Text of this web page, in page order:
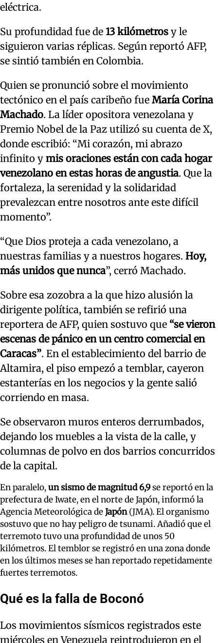
eléctrica.
Su profundidad fue de 13 kilómetros y le
siguieron varias réplicas. Según reportó AFP,
se sintió también en Colombia.
Quien se pronunció sobre el movimiento
tectónico en el país caribeño fue María Corina
Machado. La líder opositora venezolana y
Premio Nobel de la Paz utilizó su cuenta de X,
donde escribió: “Mi corazón, mi abrazo
infinito y mis oraciones están con cada hogar
venezolano en estas horas de angustia. Que la
fortaleza, la serenidad y la solidaridad
prevalezcan entre nosotros ante este difícil
momento”.
“Que Dios proteja a cada venezolano, a
nuestras familias y a nuestros hogares. Hoy,
más unidos que nunca”, cerró Machado.
Sobre esa zozobra a la que hizo alusión la
dirigente política, también se refirió una
reportera de AFP, quien sostuvo que “se vieron
escenas de pánico en un centro comercial en
Caracas”. En el establecimiento del barrio de
Altamira, el piso empezó a temblar, cayeron
estanterías en los negocios y la gente salió
corriendo en masa.
Se observaron muros enteros derrumbados,
dejando los muebles a la vista de la calle, y
columnas de polvo en dos barrios concurridos
de la capital.
En paralelo,un sismo de magnitud 6,9se reportó en la
prefectura de Iwate, en el norte de Japón, informó la
Agencia Meteorológica deJapón(JMA). El organismo
sostuvo que no hay peligro de tsunami. Añadió que el
terremoto tuvo una profundidad de unos 50
kilómetros. El temblor se registró en una zona donde
en los últimos meses se han reportado repetidamente
fuertes terremotos.
Qué es la falla de Boconó
Los movimientos sísmicos registrados este
miércoles en Venezuela reintrodujeron en el